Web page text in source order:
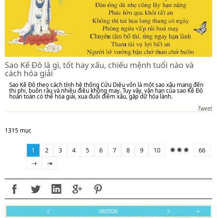
Sao Kế Đô là gì, tốt hay xấu, chiếu mệnh tuổi nào và
cách hóa giải
Sao Kế Đô theo cách tính hệ thống Cửu Diệu vốn là một sao xấu mang đến
thị phi, buồn rầu và nhiều điều không may. Tuy vậy, vận hạn của sao Kế Đô
hoàn toàn có thể hóa giải, xua đuổi điềm xấu, gặp dữ hóa lành.
Tweet
1315 mục
1 2 3 4 5 6 7 8 9 10 ❀ ❀ ❀
66
⇢
⇥
- 08/2026 +